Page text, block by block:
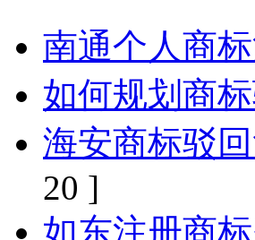
南通个人商
如何规划商
海安商标驳
20 ]
如东注册商